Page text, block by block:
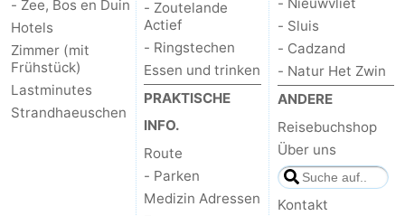
- Zee, Bos en Duin
Hotels
Zimmer (mit
Frühstück)
Lastminutes
Strandhaeuschen
- Zoutelande
Actief
- Ringstechen
Essen und trinken
PRAKTISCHE
INFO.
Route
- Parken
Medizin Adressen
- Sluis
- Cadzand
- Natur Het Zwin
ANDERE
Reisebuchshop
Über uns
Kontakt